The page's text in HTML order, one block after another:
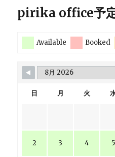
pirika office予
Available Booked
日 月 火
2 3 4 5